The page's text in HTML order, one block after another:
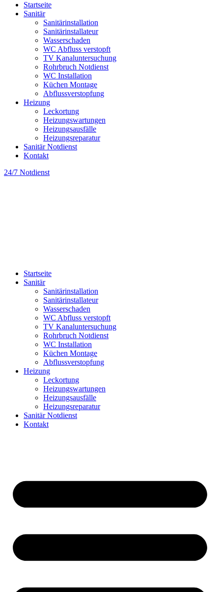
Startseite
Sanitär
Sanitärinstallation
Sanitärinstallateur
Wasserschaden
WC Abfluss verstopft
TV Kanaluntersuchung
Rohrbruch Notdienst
WC Installation
Küchen Montage
Abflussverstopfung
Heizung
Leckortung
Heizungswartungen
Heizungsausfälle
Heizungsreparatur
Sanitär Notdienst
Kontakt
24/7 Notdienst
Startseite
Sanitär
Sanitärinstallation
Sanitärinstallateur
Wasserschaden
WC Abfluss verstopft
TV Kanaluntersuchung
Rohrbruch Notdienst
WC Installation
Küchen Montage
Abflussverstopfung
Heizung
Leckortung
Heizungswartungen
Heizungsausfälle
Heizungsreparatur
Sanitär Notdienst
Kontakt